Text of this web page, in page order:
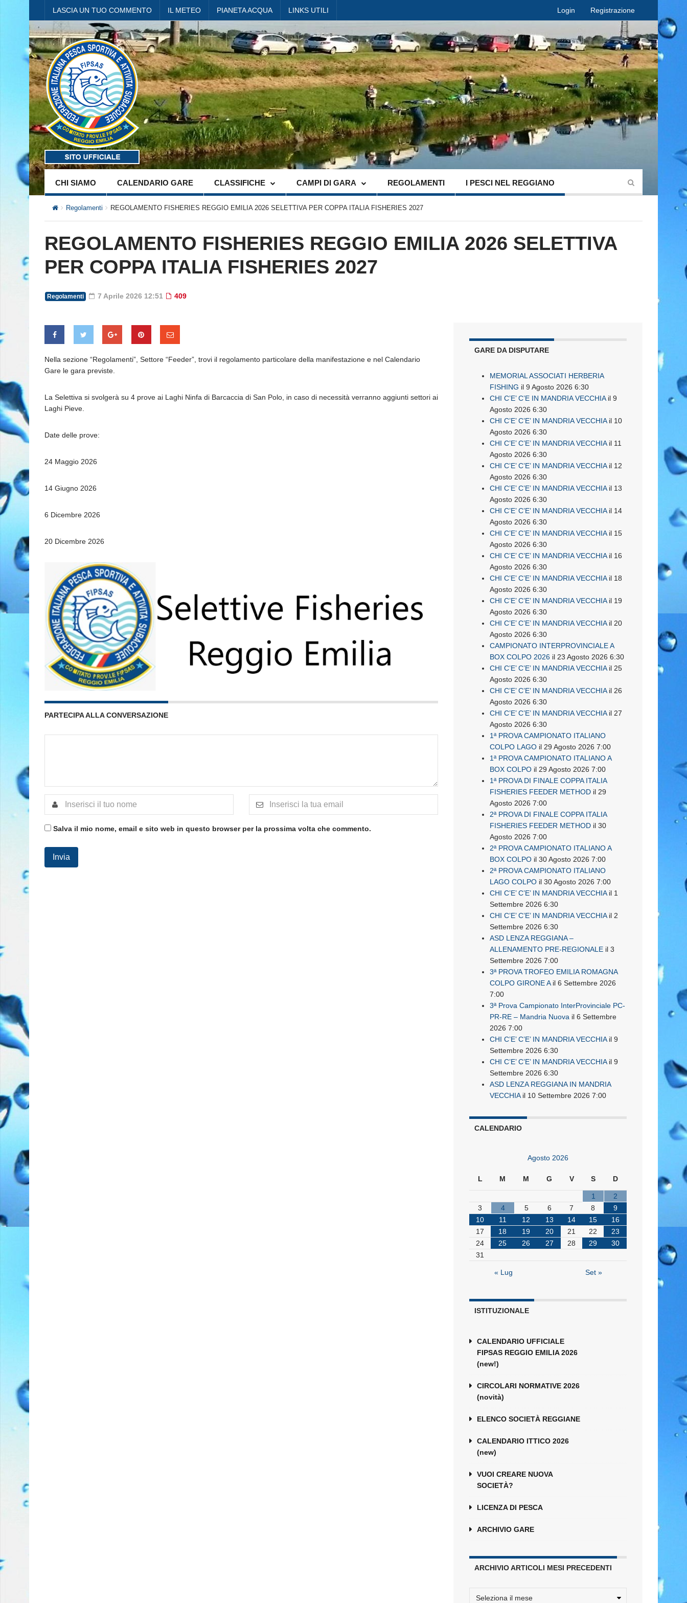
LASCIA UN TUO COMMENTO IL METEO PIANETA ACQUA LINKS UTILI Login Registrazione
CHI SIAMO CALENDARIO GARE CLASSIFICHE CAMPI DI GARA REGOLAMENTI I PESCI NEL REGGIANO
Regolamenti REGOLAMENTO FISHERIES REGGIO EMILIA 2026 SELETTIVA PER COPPA ITALIA FISHERIES 2027
REGOLAMENTO FISHERIES REGGIO EMILIA 2026 SELETTIVA
PER COPPA ITALIA FISHERIES 2027
Regolamenti 7 Aprile 2026 12:51 409
Nella sezione “Regolamenti”, Settore “Feeder”, trovi il regolamento particolare della manifestazione e nel Calendario
Gare le gara previste.
La Selettiva si svolgerà su 4 prove ai Laghi Ninfa di Barcaccia di San Polo, in caso di necessità verranno aggiunti settori ai
Laghi Pieve.
Date delle prove:
24 Maggio 2026
14 Giugno 2026
6 Dicembre 2026
20 Dicembre 2026
PARTECIPA ALLA CONVERSAZIONE
Salva il mio nome, email e sito web in questo browser per la prossima volta che commento.
GARE DA DISPUTARE
MEMORIAL ASSOCIATI HERBERIA
FISHING il 9 Agosto 2026 6:30
CHI C’E’ C’E IN MANDRIA VECCHIAil 9
Agosto 2026 6:30
CHI C’E’ C’E’ IN MANDRIA VECCHIAil 10
Agosto 2026 6:30
CHI C’E’ C’E’ IN MANDRIA VECCHIAil 11
Agosto 2026 6:30
CHI C’E’ C’E’ IN MANDRIA VECCHIAil 12
Agosto 2026 6:30
CHI C’E’ C’E’ IN MANDRIA VECCHIAil 13
Agosto 2026 6:30
CHI C’E’ C’E’ IN MANDRIA VECCHIAil 14
Agosto 2026 6:30
CHI C’E’ C’E’ IN MANDRIA VECCHIAil 15
Agosto 2026 6:30
CHI C’E’ C’E’ IN MANDRIA VECCHIAil 16
Agosto 2026 6:30
CHI C’E’ C’E’ IN MANDRIA VECCHIAil 18
Agosto 2026 6:30
CHI C’E’ C’E’ IN MANDRIA VECCHIAil 19
Agosto 2026 6:30
CHI C’E’ C’E’ IN MANDRIA VECCHIAil 20
Agosto 2026 6:30
CAMPIONATO INTERPROVINCIALE A
BOX COLPO 2026 il 23 Agosto 2026 6:30
CHI C’E’ C’E’ IN MANDRIA VECCHIAil 25
Agosto 2026 6:30
CHI C’E’ C’E’ IN MANDRIA VECCHIAil 26
Agosto 2026 6:30
CHI C’E’ C’E’ IN MANDRIA VECCHIAil 27
Agosto 2026 6:30
1ª PROVA CAMPIONATO ITALIANO
COLPO LAGO il 29 Agosto 2026 7:00
1ª PROVA CAMPIONATO ITALIANO A
BOX COLPO il 29 Agosto 2026 7:00
1ª PROVA DI FINALE COPPA ITALIA
FISHERIES FEEDER METHOD il 29
Agosto 2026 7:00
2ª PROVA DI FINALE COPPA ITALIA
FISHERIES FEEDER METHOD il 30
Agosto 2026 7:00
2ª PROVA CAMPIONATO ITALIANO A
BOX COLPO il 30 Agosto 2026 7:00
2ª PROVA CAMPIONATO ITALIANO
LAGO COLPO il 30 Agosto 2026 7:00
CHI C’E’ C’E’ IN MANDRIA VECCHIAil 1
Settembre 2026 6:30
CHI C’E’ C’E’ IN MANDRIA VECCHIAil 2
Settembre 2026 6:30
ASD LENZA REGGIANA –
ALLENAMENTO PRE-REGIONALE il 3
Settembre 2026 7:00
3ª PROVA TROFEO EMILIA ROMAGNA
COLPO GIRONE Ail 6 Settembre 2026
7:00
3ª Prova Campionato InterProvinciale PC-
PR-RE – Mandria Nuova il 6 Settembre
2026 7:00
CHI C’E’ C’E’ IN MANDRIA VECCHIAil 9
Settembre 2026 6:30
CHI C’E’ C’E’ IN MANDRIA VECCHIAil 9
Settembre 2026 6:30
ASD LENZA REGGIANA IN MANDRIA
VECCHIAil 10 Settembre 2026 7:00
CALENDARIO
Agosto 2026
L M M G V S D
1
2
3
4 5 6 7 8
9
10
11 12 13 14 15
16
17
18 19 20 21 22
23
24
25 26 27 28 29
30
31
« Lug Set »
ISTITUZIONALE
CALENDARIO UFFICIALE
FIPSAS REGGIO EMILIA 2026
(new!)
CIRCOLARI NORMATIVE 2026
(novità)
ELENCO SOCIETÀ REGGIANE
CALENDARIO ITTICO 2026
(new)
VUOI CREARE NUOVA
SOCIETÀ?
LICENZA DI PESCA
ARCHIVIO GARE
ARCHIVIO ARTICOLI MESI PRECEDENTI